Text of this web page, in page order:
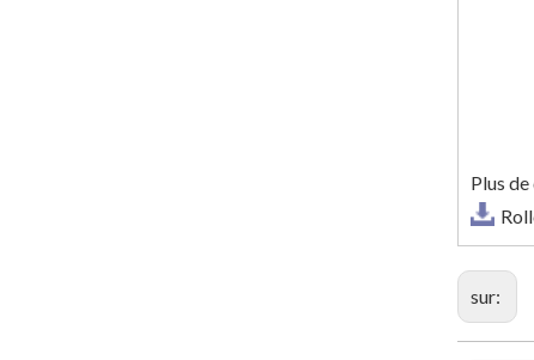
Plus
sur: